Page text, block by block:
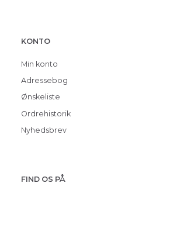
KONTO
Min konto
Adressebog
Ønskeliste
Ordrehistorik
Nyhedsbrev
FIND OS PÅ